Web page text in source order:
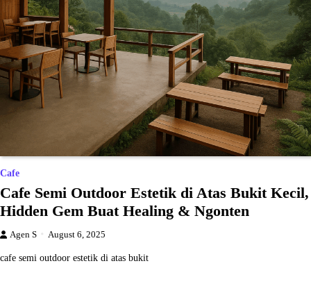
Cafe
Cafe Semi Outdoor Estetik di Atas Bukit Kecil,
Hidden Gem Buat Healing & Ngonten
Agen S August 6, 2025
cafe semi outdoor estetik di atas bukit